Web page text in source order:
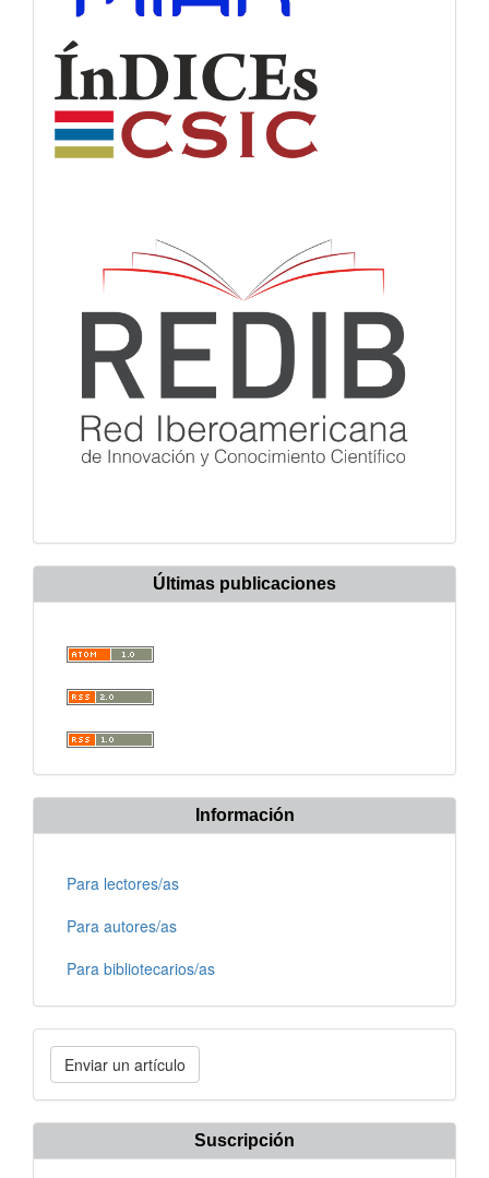
Últimas publicaciones
Información
Para lectores/as
Para autores/as
Para bibliotecarios/as
Enviar
un
artículo
Enviar un artículo
Suscripción